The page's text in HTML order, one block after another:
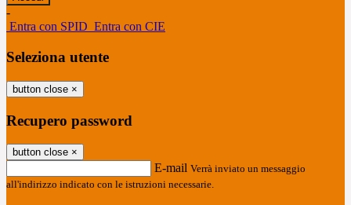
-
Entra con SPID Entra con CIE
Seleziona utente
button close ×
Recupero password
button close ×
E-mail Verrà inviato un messaggio
all'indirizzo indicato con le istruzioni necessarie.